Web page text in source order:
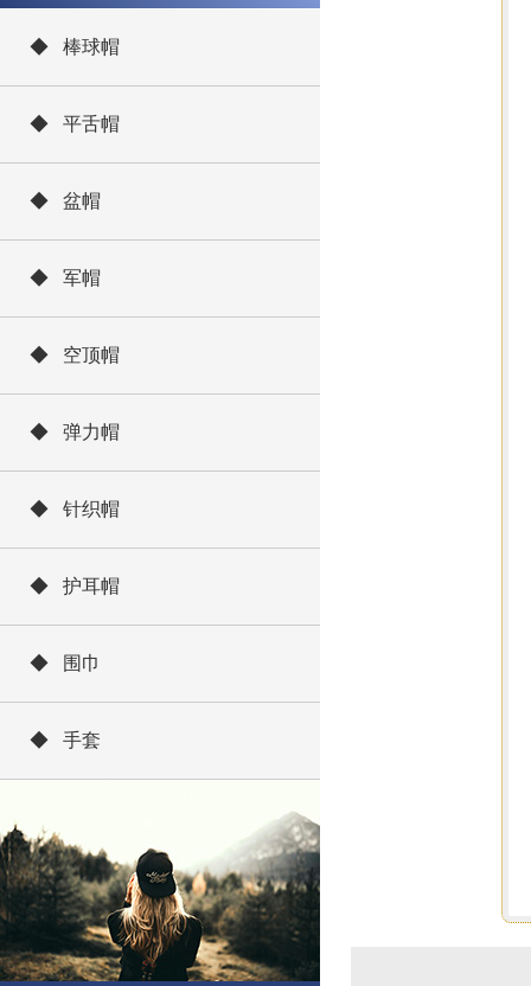
◆ 棒球帽
◆ 平舌帽
◆ 盆帽
◆ 军帽
◆ 空顶帽
◆ 弹力帽
◆ 针织帽
◆ 护耳帽
◆ 围巾
◆ 手套